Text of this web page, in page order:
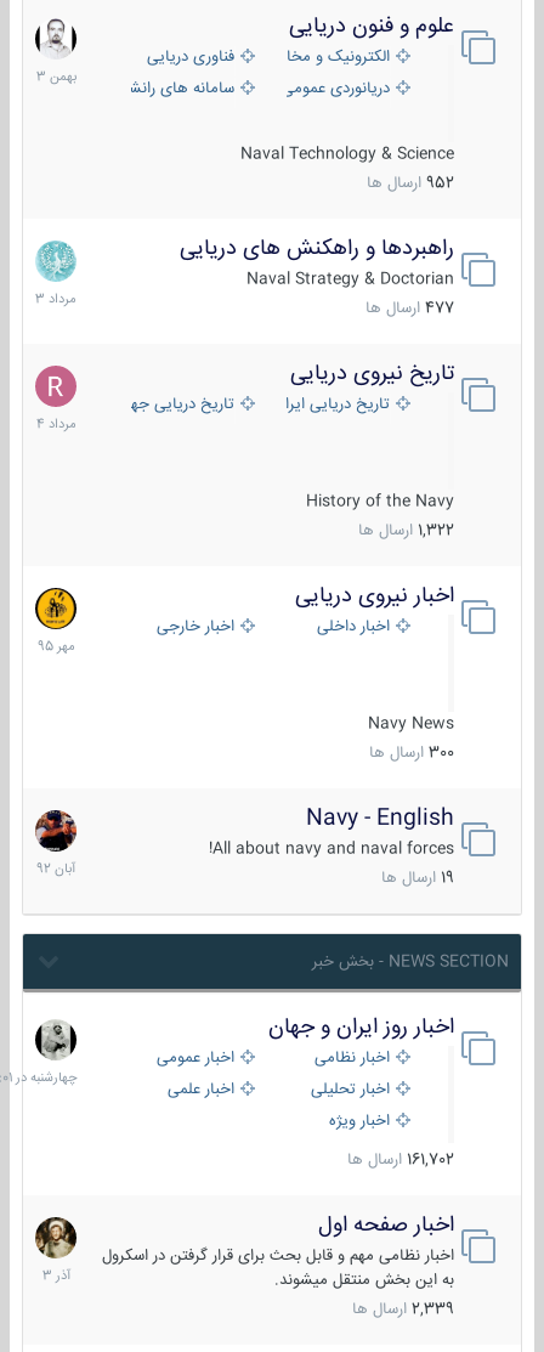
علوم و فنون دریایی
الکترونیک و مخابرات دریاییفناوری دریایی
دریانوردی عمومی
سامانه های رانشی دریایی
Naval Technology & Science
952 ارسال ها
6
بهمن
1403
راهبردها و راهکنش های دریایی
Naval Strategy & Doctorian
477 ارسال ها
2
مرداد
1403
تاریخ نیروی دریایی
تاریخ دریایی ایران تاریخ دریایی جهان
History of the Navy
1,322 ارسال ها
16
مرداد
1404
اخبار نیروی دریایی
اخبار داخلی اخبار خارجی
Navy News
300 ارسال ها
27
مهر
1395
Navy - English
All about navy and naval forces!
ارسال ها
22
آبان
1392
NEWS SECTION - بخش خبر
اخبار روز ایران و جهان
اخبار نظامی
اخبار عمومی
اخبار تحلیلی
اخبار علمی
اخبار ویژه
161,702 ارسال ها
در
06:01
اخبار صفحه اول
اخبار نظامی مهم و قابل بحث برای قرار گرفتن در اسکرول
به این بخش منتقل میشوند.
2,339 ارسال ها
7
آذر
1403